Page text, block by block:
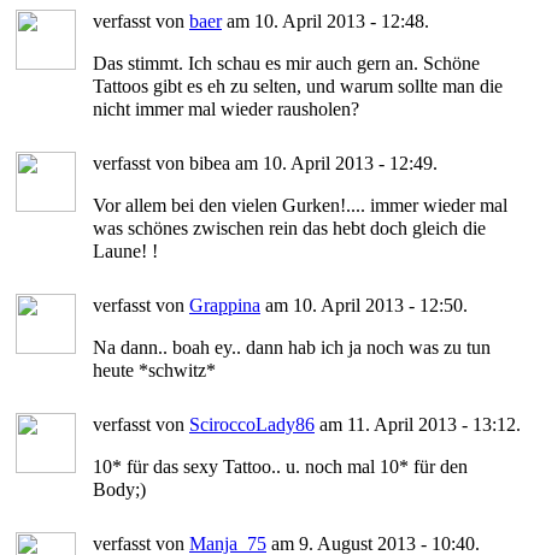
verfasst von baeram 10. April 2013 - 12:48.
Das stimmt. Ich schau es mir auch gern an. Schöne
Tattoos gibt es eh zu selten, und warum sollte man die
nicht immer mal wieder rausholen?
verfasst von bibea am 10. April 2013 - 12:49.
Vor allem bei den vielen Gurken!.... immer wieder mal
was schönes zwischen rein das hebt doch gleich die
Laune! !
verfasst von Grappina am 10. April 2013 - 12:50.
Na dann.. boah ey.. dann hab ich ja noch was zu tun
heute *schwitz*
verfasst von SciroccoLady86 am 11. April 2013 - 13:12.
10* für das sexy Tattoo.. u. noch mal 10* für den
Body;)
verfasst von Manja_75 am 9. August 2013 - 10:40.